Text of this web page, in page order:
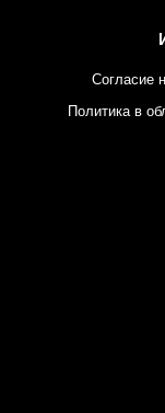
Согласие
Политика в